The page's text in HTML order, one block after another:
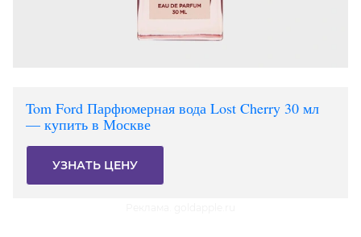
Tom Ford Парфюмерная вода Lost Cherry 30 мл
— купить в Москве
УЗНАТЬ ЦЕНУ